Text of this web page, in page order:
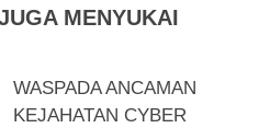
MENYUKAI
WASPADA ANCAMAN
KEJAHATAN CYBER